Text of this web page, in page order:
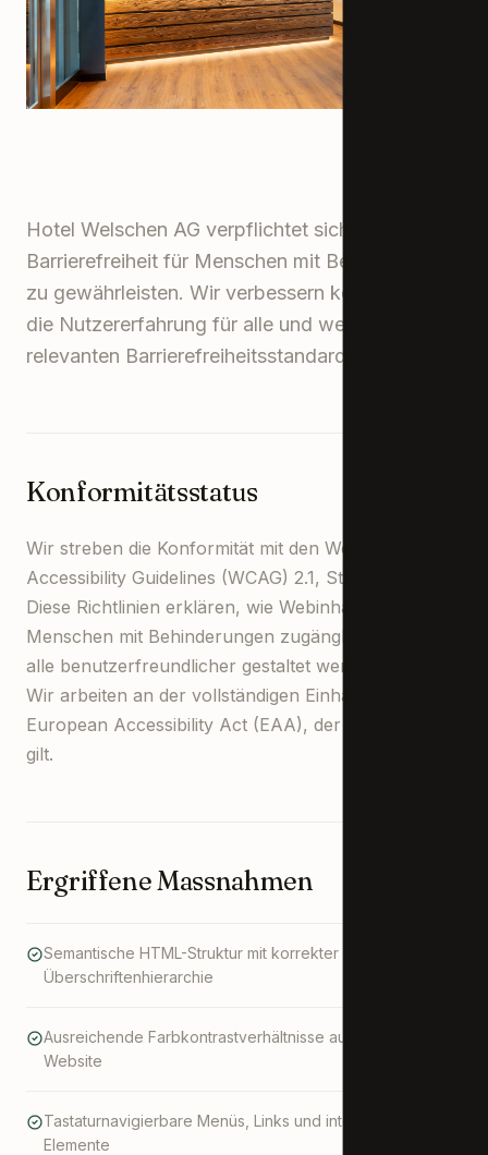
Hotel Welschen AG verpflichtet sich, die digitale
Barrierefreiheit für Menschen mit Behinderungen
zu gewährleisten. Wir verbessern kontinuierlich
die Nutzererfahrung für alle und wenden die
relevanten Barrierefreiheitsstandards an.
Konformitätsstatus
Wir streben die Konformität mit den Web Content
Accessibility Guidelines (WCAG) 2.1, Stufe AA an.
Diese Richtlinien erklären, wie Webinhalte für
Menschen mit Behinderungen zugänglicher und für
alle benutzerfreundlicher gestaltet werden können.
Wir arbeiten an der vollständigen Einhaltung des
European Accessibility Act (EAA), der seit Juni 2025
gilt.
Ergriffene Massnahmen
Semantische HTML-Struktur mit korrekter
Überschriftenhierarchie
Ausreichende Farbkontrastverhältnisse auf der gesamten
Website
Tastaturnavigierbare Menüs, Links und interaktive
Elemente